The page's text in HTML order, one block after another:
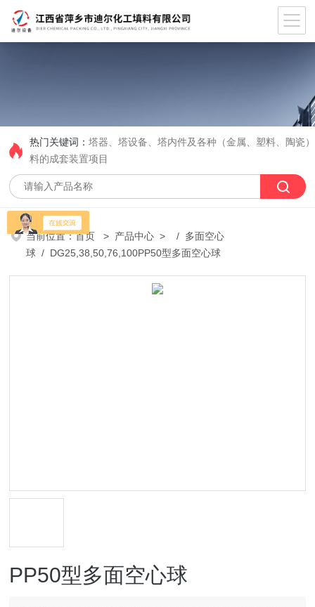
热门关键词：塔器、塔设备、塔内件及各种（金属、塑料、陶瓷
料的成套装置项目
当前位置：首页 > 产品中心 > / 多面空心
球 / DG25,38,50,76,100PP50型多面空心球
PP50型多面空心球